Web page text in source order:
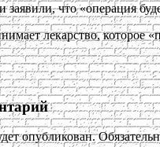
заявили, что «операция
лекарство, которое
опубликован.